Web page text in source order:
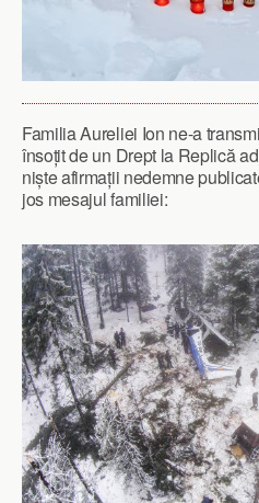
Familia Aureliei Ion ne-a
însoțit de un Drept la Replică
niște afirmații nedemne
jos mesajul familiei: